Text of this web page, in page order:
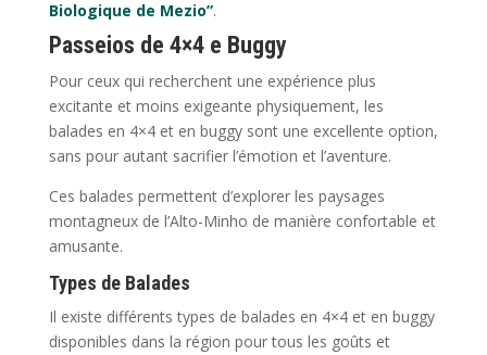
Biologique de Mezio”.
Passeios de 4×4 e Buggy
Pour ceux qui recherchent une expérience plus
excitante et moins exigeante physiquement, les
balades en 4×4 et en buggy sont une excellente option,
sans pour autant sacrifier l’émotion et l’aventure.
Ces balades permettent d’explorer les paysages
montagneux de l’Alto-Minho de manière confortable et
amusante.
Types de Balades
Il existe différents types de balades en 4×4 et en buggy
disponibles dans la région pour tous les goûts et